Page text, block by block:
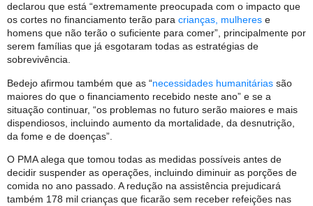
declarou que está “extremamente preocupada com o impacto que
os cortes no financiamento terão para crianças, mulheres e
homens que não terão o suficiente para comer”, principalmente por
serem famílias que já esgotaram todas as estratégias de
sobrevivência.
Bedejo afirmou também que as “necessidades humanitárias são
maiores do que o financiamento recebido neste ano” e se a
situação continuar, “os problemas no futuro serão maiores e mais
dispendiosos, incluindo aumento da mortalidade, da desnutrição,
da fome e de doenças”.
O PMA alega que tomou todas as medidas possíveis antes de
decidir suspender as operações, incluindo diminuir as porções de
comida no ano passado. A redução na assistência prejudicará
também 178 mil crianças que ficarão sem receber refeições nas